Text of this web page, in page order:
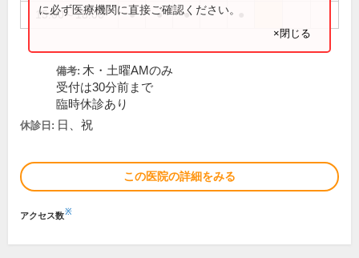
15:00～18:00 ● ● ●
に必ず医療機関に直接ご確認ください。
×閉じる
備考: 木・土曜AMのみ
受付は30分前まで
臨時休診あり
休診日: 日、祝
この医院の詳細をみる
アクセス数※